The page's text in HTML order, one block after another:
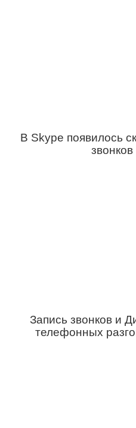
В Skype появилось
Запись звонков и
телефонных